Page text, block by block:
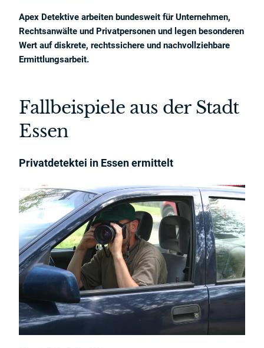
Apex Detektive arbeiten bundesweit für Unternehmen,
Rechtsanwälte und Privatpersonen und legen besonderen
Wert auf diskrete, rechtssichere und nachvollziehbare
Ermittlungsarbeit.
Fallbeispiele aus der Stadt
Essen
Privatdetektei in Essen ermittelt